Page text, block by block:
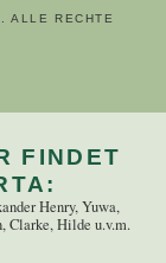
ALLE RECHTE
FINDET
Henry, Yuwa,
Clarke, Hilde u.v.m.